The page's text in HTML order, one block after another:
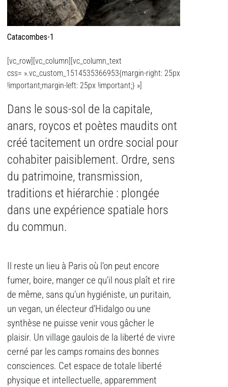
Catacombes-1
[vc_row][vc_column][vc_column_text
css= ».vc_custom_1514535366953{margin-right: 25px
!important;margin-left: 25px !important;} »]
Dans le sous-sol de la capitale,
anars, roycos et poètes maudits ont
créé tacitement un ordre social pour
cohabiter paisiblement. Ordre, sens
du patrimoine, transmission,
traditions et hiérarchie : plongée
dans une expérience spatiale hors
du commun.
Il reste un lieu à Paris où l’on peut encore
fumer, boire, manger ce qu’il nous plaît et rire
de même, sans qu’un hygiéniste, un puritain,
un vegan, un électeur d’Hidalgo ou une
synthèse ne puisse venir vous gâcher le
plaisir. Un village gaulois de la liberté de vivre
cerné par les camps romains des bonnes
consciences. Cet espace de totale liberté
physique et intellectuelle, apparemment